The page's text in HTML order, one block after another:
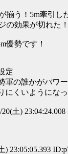
揃う！5m牽引
の効果が切れた
優勢です！
定
軍の誰かがパ
にくいようにな
20(土)
) 23:05:05.393